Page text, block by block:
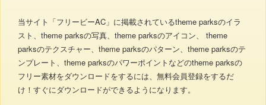
当サイト「フリービーAC」に掲載されているtheme parksのイラ
スト、theme parksの写真、theme parksのアイコン、 theme
parksのテクスチャー、theme parksのパターン、theme parksのテ
ンプレート、theme parksのパワーポイントなどのtheme parksの
フリー素材をダウンロードをするには、無料会員登録をするだ
け！すぐにダウンロードができるようになります。